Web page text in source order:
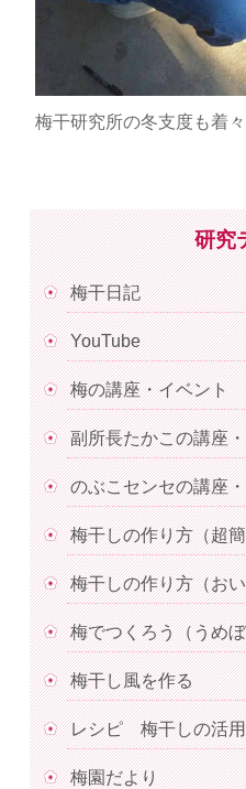
梅干研究所の冬支度も着
研究
梅干日記
YouTube
梅の講座・イベント
副所長たかこの講座
のぶこセンセの講座
梅干しの作り方（超
梅干しの作り方（お
梅でつくろう（うめ
梅干し風を作る
レシピ 梅干しの活用
梅園だより